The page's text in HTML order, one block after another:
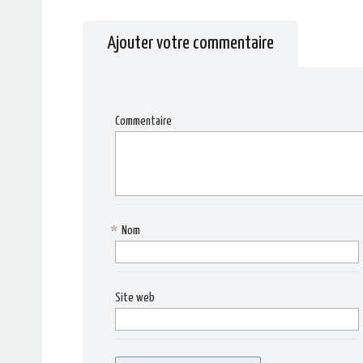
Ajouter votre commentaire
Commentaire
Nom
*
Site web